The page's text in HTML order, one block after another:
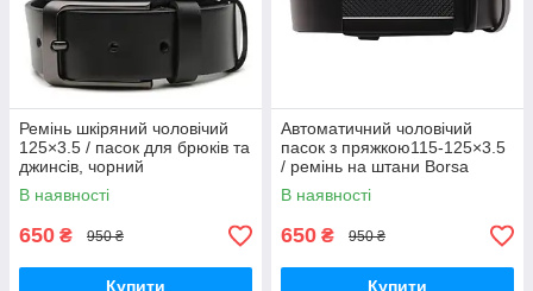
Ремінь шкіряний чоловічий
125×3.5 / пасок для брюків та
джинсів, чорний
В наявності
650 ₴ 950 ₴
Купити
Автоматичний чоловічий
пасок з пряжкою115-125×3.5
/ ремінь на штани Borsa
Leather, чорний
В наявності
650 ₴ 950 ₴
Купити